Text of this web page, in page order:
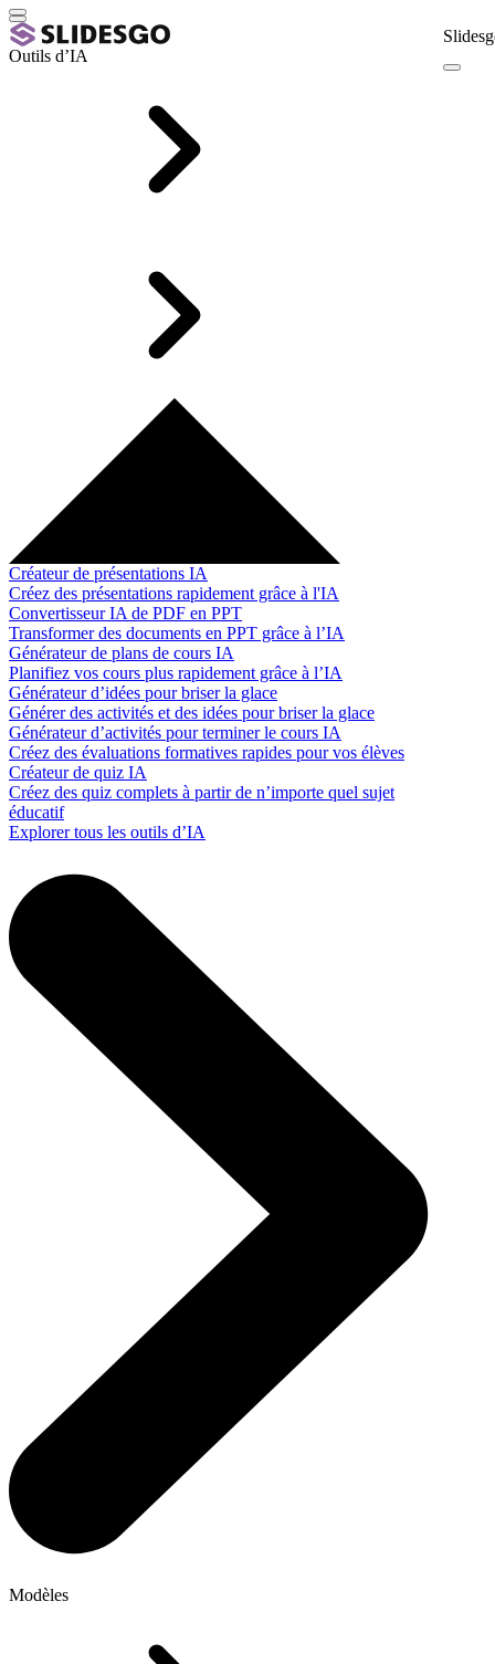
Outils d’IA
Créateur de présentations IA
Créez des présentations rapidement grâce à l'IA
Convertisseur IA de PDF en PPT
Transformer des documents en PPT grâce à l’IA
Générateur de plans de cours IA
Planifiez vos cours plus rapidement grâce à l’IA
Générateur d’idées pour briser la glace
Générer des activités et des idées pour briser la glace
Générateur d’activités pour terminer le cours IA
Créez des évaluations formatives rapides pour vos élèves
Créateur de quiz IA
Créez des quiz complets à partir de n’importe quel sujet
éducatif
Explorer tous les outils d’IA
Modèles